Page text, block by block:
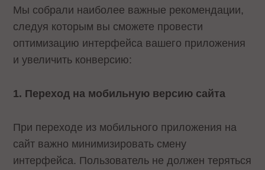
Мы собрали наиболее важные рекомендации,
следуя которым вы сможете провести
оптимизацию интерфейса вашего приложения
и увеличить конверсию:
1. Переход на мобильную версию сайта
При переходе из мобильного приложения на
сайт важно минимизировать смену
интерфейса. Пользователь не должен теряться